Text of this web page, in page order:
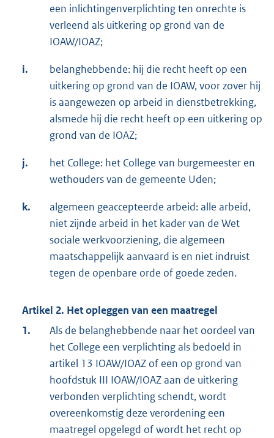
een inlichtingenverplichting ten onrechte is
verleend als uitkering op grond van de
IOAW/IOAZ;
i.
belanghebbende: hij die recht heeft op een
uitkering op grond van de IOAW, voor zover hij
is aangewezen op arbeid in dienstbetrekking,
alsmede hij die recht heeft op een uitkering op
grond van de IOAZ;
j.
het College: het College van burgemeester en
wethouders van de gemeente Uden;
k.
algemeen geaccepteerde arbeid: alle arbeid,
niet zijnde arbeid in het kader van de Wet
sociale werkvoorziening, die algemeen
maatschappelijk aanvaard is en niet indruist
tegen de openbare orde of goede zeden.
Artikel 2. Het opleggen van een maatregel
1.
Als de belanghebbende naar het oordeel van
het College een verplichting als bedoeld in
artikel 13 IOAW/IOAZ of een op grond van
hoofdstuk III IOAW/IOAZ aan de uitkering
verbonden verplichting schendt, wordt
overeenkomstig deze verordening een
maatregel opgelegd of wordt het recht op